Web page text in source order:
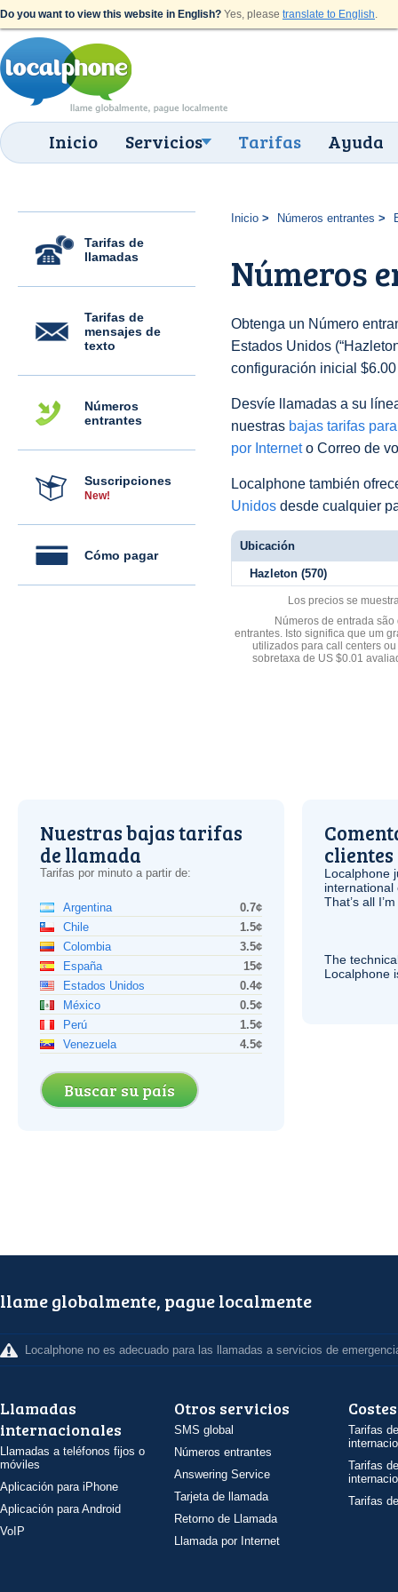
Do you want to view this website in English? Yes, please translate to English.
Inicio Servicios Tarifas Ayuda
Tarifas de
llamadas
Tarifas de
mensajes de
texto
Números
entrantes
Suscripciones
New!
Cómo pagar
Inicio Números entrantes
Números
Obtenga un Número
Estados Unidos
configuración inicial
Desvíe llamadas a su
nuestras bajas tarifas
por Interneto Correo de
Localphone también
Unidos desde cualquier
Ubicación
Hazleton (570)
Los precios se
Números de entrada
entrantes. Isto significa que um
utilizados para call centers
sobretaxa de US $0.01
Nuestras bajas tarifas
de llamada
Tarifas por minuto a partir de:
Argentina
0.7¢
Chile
1.5¢
Colombia
3.5¢
España
15¢
Estados Unidos
0.4¢
México
0.5¢
Perú
1.5¢
Venezuela
4.5¢
Buscar su país
clientes
Localphone
international
That’s all
The
Localphone
llame globalmente, pague localmente
Localphone no es adecuado para las llamadas a servicios de
Llamadas
internacionales
Llamadas a teléfonos fijos o
móviles
Aplicación para iPhone
Aplicación para Android
VoIP
Otros servicios
SMS global
Números entrantes
Answering Service
Tarjeta de llamada
Retorno de Llamada
Llamada por Internet
Costes
Tarifas
Tarifas
Tarifas